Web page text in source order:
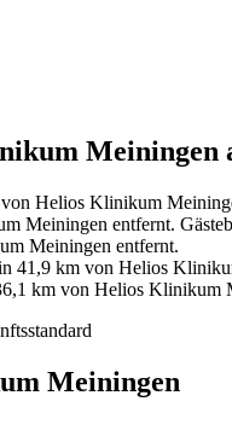
Meiningen
Helios Klinikum
Meiningen entfernt.
Meiningen entfernt.
41,9 km von Helios
km von Helios Klinikum
Meiningen